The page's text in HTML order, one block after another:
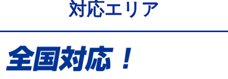
給水管工事※（保温材使用（バンド止
5,500円
給水管工事※（土の掘削・埋め戻し作
業)
対応エリア